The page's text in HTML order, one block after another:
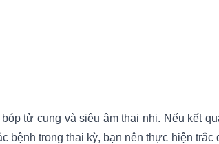
tử cung và siêu âm thai nhi. Nếu kết
trong thai kỳ, bạn nên thực hiện